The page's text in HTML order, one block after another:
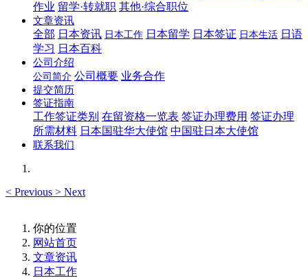
作业 留学·转就职 其他·综合职位
文章资讯
全部 日本资讯 日本工作 日本留学 日本签证 日本生活 日语
学习 日本百科
公司介绍
公司简介 公司概要 业务合作
提交简历
签证指南
工作签证类别 在留资格一览表 签证办理费用 签证办理
所需材料 日本国驻华大使馆 中国驻日本大使馆
联系我们
< Previous > Next
你的位置
网站首页
文章资讯
日本工作